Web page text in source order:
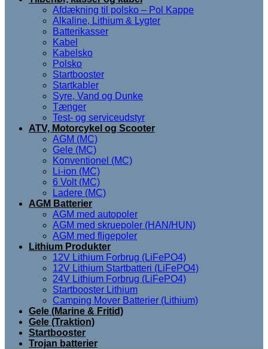
Afdækning til polsko – Pol Kappe
Alkaline, Lithium & Lygter
Batterikasser
Kabel
Kabelsko
Polsko
Startbooster
Startkabler
Syre, Vand og Dunke
Tænger
Test- og serviceudstyr
ATV, Motorcykel og Scooter
AGM (MC)
Gele (MC)
Konventionel (MC)
Li-ion (MC)
6 Volt (MC)
Ladere (MC)
AGM Batterier
AGM med autopoler
AGM med skruepoler (HAN/HUN)
AGM med fligepoler
Lithium Produkter
12V Lithium Forbrug (LiFePO4)
12V Lithium Startbatteri (LiFePO4)
24V Lithium Forbrug (LiFePO4)
Startbooster Lithium
Camping Mover Batterier (Lithium)
Gele (Marine & Fritid)
Gele (Traktion)
Startbooster
Trojan batterier